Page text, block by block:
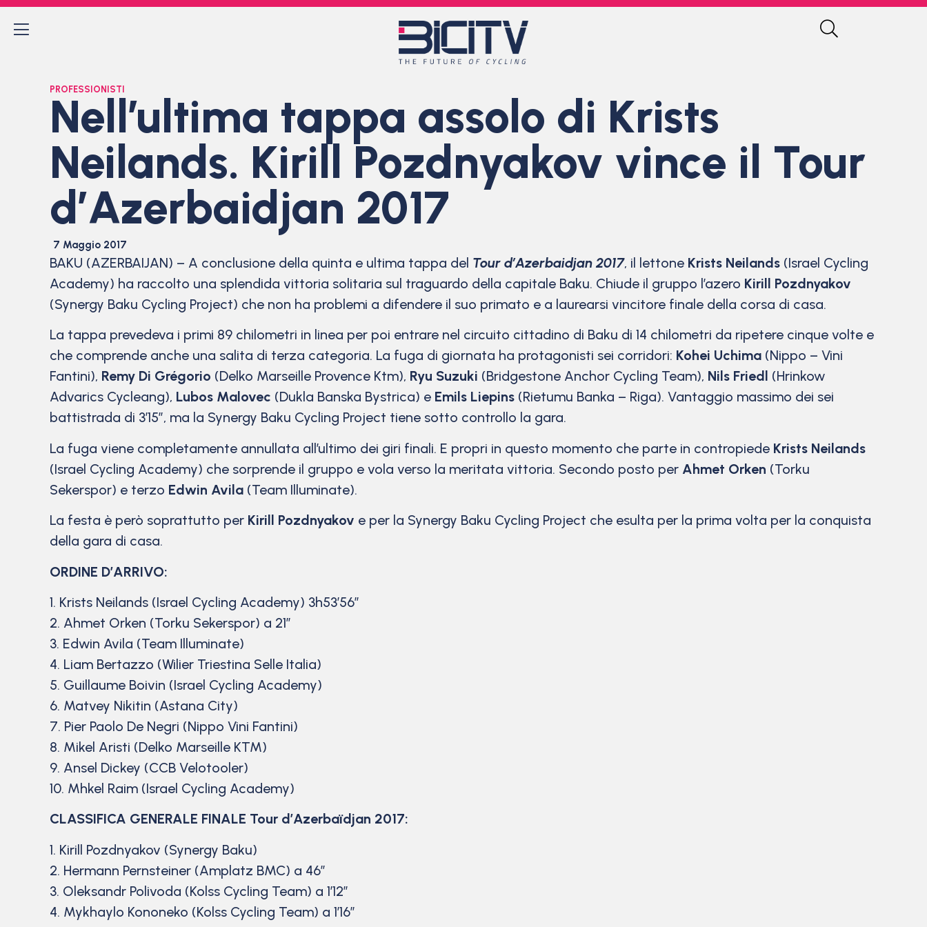
PROFESSIONISTI
Nell’ultima tappa assolo di Krists
Neilands. Kirill Pozdnyakov vince il Tour
d’Azerbaidjan 2017
7 Maggio 2017
BAKU (AZERBAIJAN) – A conclusione della quinta e ultima tappa del Tour d’Azerbaidjan 2017, il lettone Krists Neilands (Israel Cycling
Academy) ha raccolto una splendida vittoria solitaria sul traguardo della capitale Baku. Chiude il gruppo l’azero Kirill Pozdnyakov
(Synergy Baku Cycling Project) che non ha problemi a difendere il suo primato e a laurearsi vincitore finale della corsa di casa.
La tappa prevedeva i primi 89 chilometri in linea per poi entrare nel circuito cittadino di Baku di 14 chilometri da ripetere cinque volte e
che comprende anche una salita di terza categoria. La fuga di giornata ha protagonisti sei corridori: Kohei Uchima (Nippo – Vini
Fantini), Remy Di Grégorio (Delko Marseille Provence Ktm), Ryu Suzuki (Bridgestone Anchor Cycling Team), Nils Friedl (Hrinkow
Advarics Cycleang), Lubos Malovec (Dukla Banska Bystrica) e Emils Liepins (Rietumu Banka – Riga). Vantaggio massimo dei sei
battistrada di 3’15”, ma la Synergy Baku Cycling Project tiene sotto controllo la gara.
La fuga viene completamente annullata all’ultimo dei giri finali. E propri in questo momento che parte in contropiede Krists Neilands
(Israel Cycling Academy) che sorprende il gruppo e vola verso la meritata vittoria. Secondo posto per Ahmet Orken (Torku
Sekerspor) e terzo Edwin Avila (Team Illuminate).
La festa è però soprattutto per Kirill Pozdnyakov e per la Synergy Baku Cycling Project che esulta per la prima volta per la conquista
della gara di casa.
ORDINE D’ARRIVO:
1. Krists Neilands (Israel Cycling Academy) 3h53’56”
2. Ahmet Orken (Torku Sekerspor) a 21″
3. Edwin Avila (Team Illuminate)
4. Liam Bertazzo (Wilier Triestina Selle Italia)
5. Guillaume Boivin (Israel Cycling Academy)
6. Matvey Nikitin (Astana City)
7. Pier Paolo De Negri (Nippo Vini Fantini)
8. Mikel Aristi (Delko Marseille KTM)
9. Ansel Dickey (CCB Velotooler)
10. Mhkel Raim (Israel Cycling Academy)
CLASSIFICA GENERALE FINALE Tour d’Azerbaïdjan 2017:
1. Kirill Pozdnyakov (Synergy Baku)
2. Hermann Pernsteiner (Amplatz BMC) a 46″
3. Oleksandr Polivoda (Kolss Cycling Team) a 1’12”
4. Mykhaylo Kononeko (Kolss Cycling Team) a 1’16”